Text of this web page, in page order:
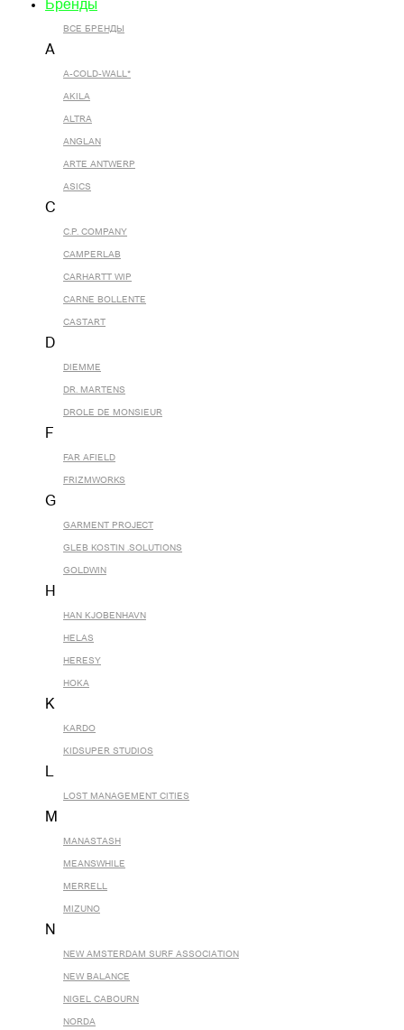
Бренды
ВСЕ БРЕНДЫ
A
A-COLD-WALL*
AKILA
ALTRA
ANGLAN
ARTE ANTWERP
ASICS
C
C.P. COMPANY
CAMPERLAB
CARHARTT WIP
CARNE BOLLENTE
CASTART
D
DIEMME
DR. MARTENS
DROLE DE MONSIEUR
F
FAR AFIELD
FRIZMWORKS
G
GARMENT PROJECT
GLEB KOSTIN .SOLUTIONS
GOLDWIN
H
HAN KJOBENHAVN
HELAS
HERESY
HOKA
K
KARDO
KIDSUPER STUDIOS
L
LOST MANAGEMENT CITIES
M
MANASTASH
MEANSWHILE
MERRELL
MIZUNO
N
NEW AMSTERDAM SURF ASSOCIATION
NEW BALANCE
NIGEL CABOURN
NORDA